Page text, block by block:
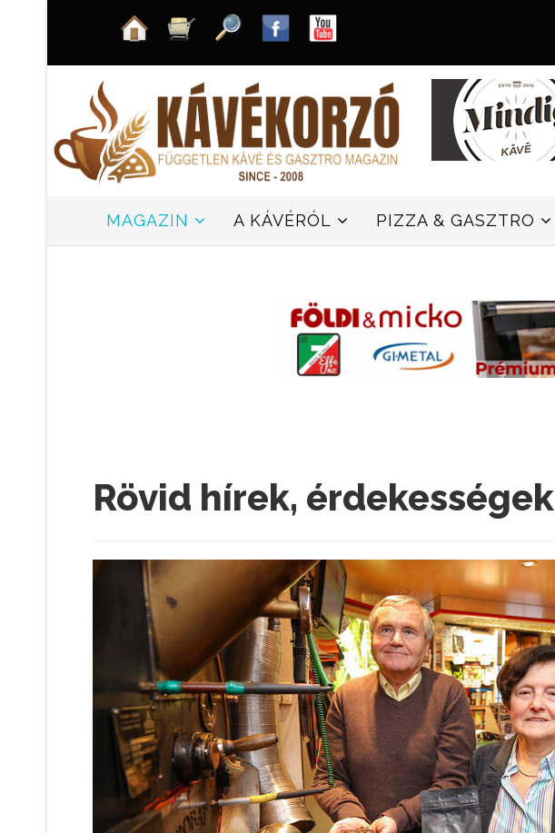
MAGAZIN A KÁVÉRÓL PIZZA & GASZTRO
Rövid hírek, érdekességek